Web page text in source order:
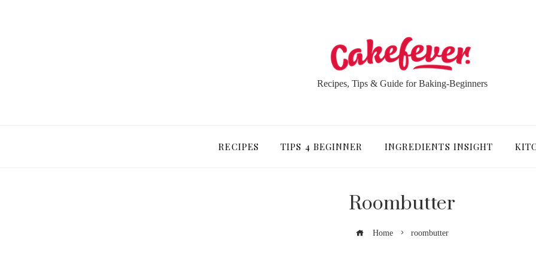
Recipes, Tips & Guide for Baking-Beginners
RECIPES TIPS 4 BEGINNER INGREDIENTS INSIGHT
Roombutter
Home roombutter